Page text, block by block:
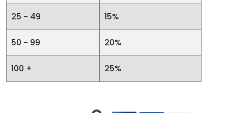
25 - 49 15%
50 - 99 20%
100 + 25%